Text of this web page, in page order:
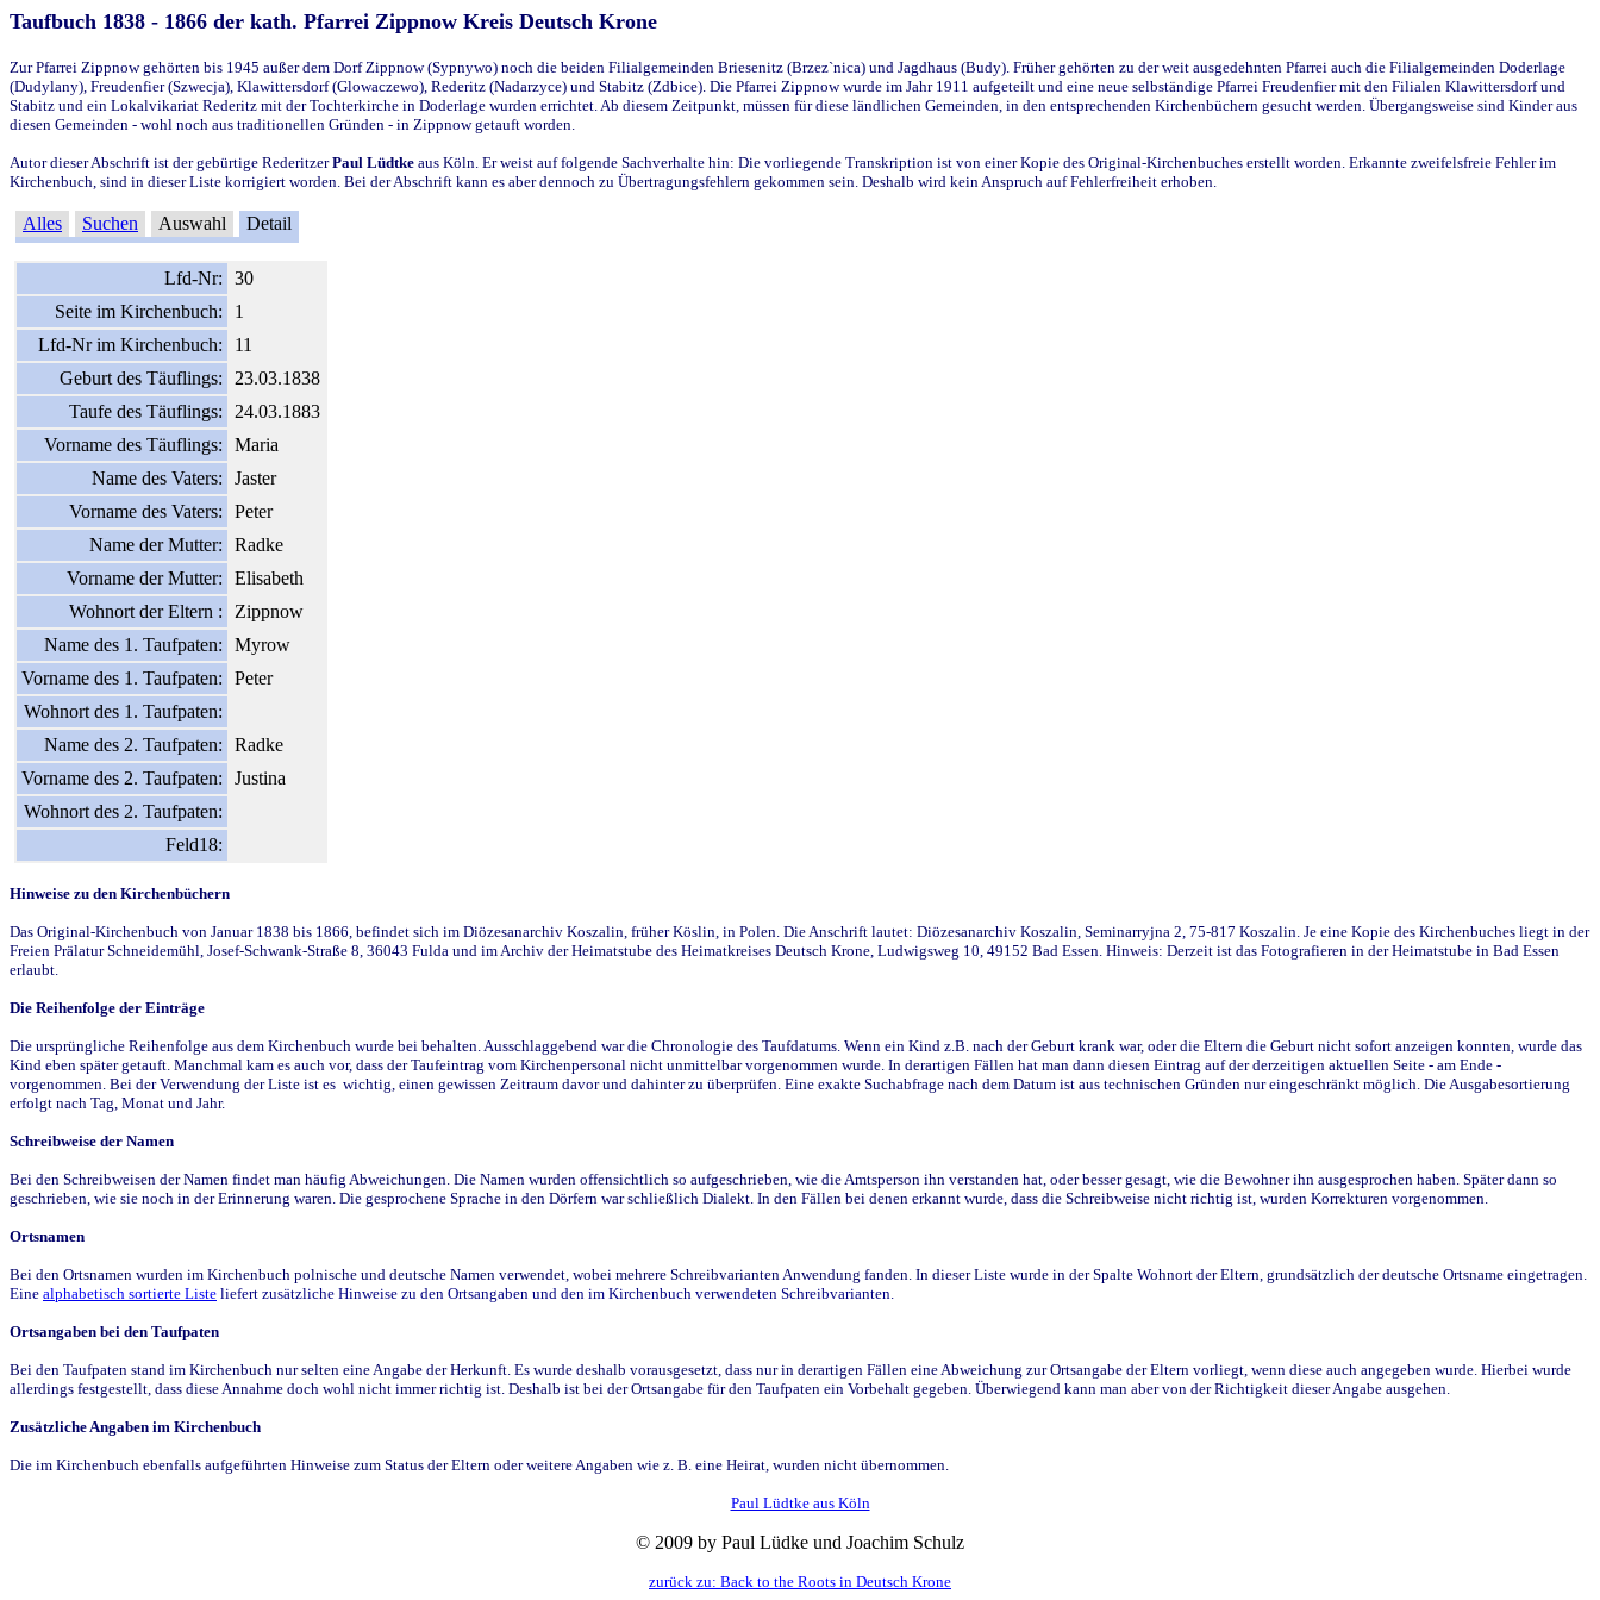
Taufbuch 1838 - 1866 der kath. Pfarrei Zippnow Kreis Deutsch Krone
Zur Pfarrei Zippnow gehörten bis 1945 außer dem Dorf Zippnow (Sypnywo) noch die beiden Filialgemeinden Briesenitz (Brzez`nica) und Jagdhaus (Budy). Früher gehörten zu der weit ausgedehnten Pfarrei auch die Filialgemeinden Doderlage
(Dudylany), Freudenfier (Szwecja), Klawittersdorf (Glowaczewo), Rederitz (Nadarzyce) und Stabitz (Zdbice). Die Pfarrei Zippnow wurde im Jahr 1911 aufgeteilt und eine neue selbständige Pfarrei Freudenfier mit den Filialen Klawittersdorf und
Stabitz und ein Lokalvikariat Rederitz mit der Tochterkirche in Doderlage wurden errichtet. Ab diesem Zeitpunkt, müssen für diese ländlichen Gemeinden, in den entsprechenden Kirchenbüchern gesucht werden. Übergangsweise sind Kinder aus
diesen Gemeinden - wohl noch aus traditionellen Gründen - in Zippnow getauft worden.
Autor dieser Abschrift ist der gebürtige RederitzerPaul Lüdtke aus Köln. Er weist auf folgende Sachverhalte hin: Die vorliegende Transkription ist von einer Kopie des Original-Kirchenbuches erstellt worden. Erkannte zweifelsfreie Fehler im
Kirchenbuch, sind in dieser Liste korrigiert worden. Bei der Abschrift kann es aber dennoch zu Übertragungsfehlern gekommen sein. Deshalb wird kein Anspruch auf Fehlerfreiheit erhoben.
Alles Suchen Auswahl Detail
Lfd-Nr:
30
Seite im Kirchenbuch:
1
Lfd-Nr im Kirchenbuch:
11
Geburt des Täuflings:
23.03.1838
Taufe des Täuflings:
24.03.1883
Vorname des Täuflings:
Maria
Name des Vaters:
Jaster
Vorname des Vaters:
Peter
Name der Mutter:
Radke
Vorname der Mutter:
Elisabeth
Wohnort der Eltern :
Zippnow
Name des 1. Taufpaten:
Myrow
Vorname des 1. Taufpaten:
Peter
Wohnort des 1. Taufpaten:
Name des 2. Taufpaten:
Radke
Vorname des 2. Taufpaten:
Justina
Wohnort des 2. Taufpaten:
Feld18:
Hinweise zu den Kirchenbüchern
Das Original-Kirchenbuch von Januar 1838 bis 1866, befindet sich im Diözesanarchiv Koszalin, früher Köslin, in Polen. Die Anschrift lautet: Diözesanarchiv Koszalin, Seminarryjna 2, 75-817 Koszalin. Je eine Kopie des Kirchenbuches liegt in der
Freien Prälatur Schneidemühl, Josef-Schwank-Straße 8, 36043 Fulda und im Archiv der Heimatstube des Heimatkreises Deutsch Krone, Ludwigsweg 10, 49152 Bad Essen. Hinweis: Derzeit ist das Fotografieren in der Heimatstube in Bad Essen
erlaubt.
Die Reihenfolge der Einträge
Die ursprüngliche Reihenfolge aus dem Kirchenbuch wurde bei behalten. Ausschlaggebend war die Chronologie des Taufdatums. Wenn ein Kind z.B. nach der Geburt krank war, oder die Eltern die Geburt nicht sofort anzeigen konnten, wurde das
Kind eben später getauft. Manchmal kam es auch vor, dass der Taufeintrag vom Kirchenpersonal nicht unmittelbar vorgenommen wurde. In derartigen Fällen hat man dann diesen Eintrag auf der derzeitigen aktuellen Seite - am Ende -
vorgenommen. Bei der Verwendung der Liste ist es wichtig, einen gewissen Zeitraum davor und dahinter zu überprüfen. Eine exakte Suchabfrage nach dem Datum ist aus technischen Gründen nur eingeschränkt möglich. Die Ausgabesortierung
erfolgt nach Tag, Monat und Jahr.
Schreibweise der Namen
Bei den Schreibweisen der Namen findet man häufig Abweichungen. Die Namen wurden offensichtlich so aufgeschrieben, wie die Amtsperson ihn verstanden hat, oder besser gesagt, wie die Bewohner ihn ausgesprochen haben. Später dann so
geschrieben, wie sie noch in der Erinnerung waren. Die gesprochene Sprache in den Dörfern war schließlich Dialekt. In den Fällen bei denen erkannt wurde, dass die Schreibweise nicht richtig ist, wurden Korrekturen vorgenommen.
Ortsnamen
Bei den Ortsnamen wurden im Kirchenbuch polnische und deutsche Namen verwendet, wobei mehrere Schreibvarianten Anwendung fanden. In dieser Liste wurde in der Spalte Wohnort der Eltern, grundsätzlich der deutsche Ortsname eingetragen.
Eine alphabetisch sortierte Liste liefert zusätzliche Hinweise zu den Ortsangaben und den im Kirchenbuch verwendeten Schreibvarianten.
Ortsangaben bei den Taufpaten
Bei den Taufpaten stand im Kirchenbuch nur selten eine Angabe der Herkunft. Es wurde deshalb vorausgesetzt, dass nur in derartigen Fällen eine Abweichung zur Ortsangabe der Eltern vorliegt, wenn diese auch angegeben wurde. Hierbei wurde
allerdings festgestellt, dass diese Annahme doch wohl nicht immer richtig ist. Deshalb ist bei der Ortsangabe für den Taufpaten ein Vorbehalt gegeben. Überwiegend kann man aber von der Richtigkeit dieser Angabe ausgehen.
Zusätzliche Angaben im Kirchenbuch
Die im Kirchenbuch ebenfalls aufgeführten Hinweise zum Status der Eltern oder weitere Angaben wie z. B. eine Heirat, wurden nicht übernommen.
Paul Lüdtke aus Köln
© 2009 by Paul Lüdke und Joachim Schulz
zurück zu: Back to the Roots in Deutsch Krone